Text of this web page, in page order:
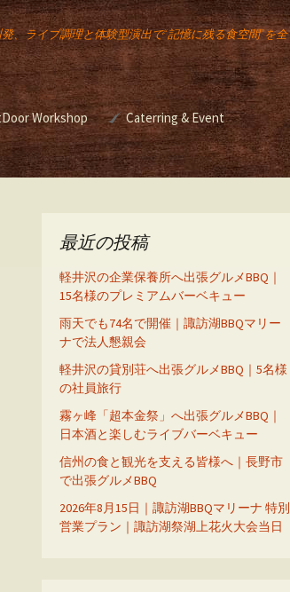
、ライブ調理と体験型演出で“記憶に残る食空間”を全
Workshop
バーベキュー講座
スモーク講座
グリルのシーズニ
（ガスグリル）
Caterring & Event
Event & Catering
最近の投稿
軽井沢の企業保養所へ出張グルメBBQ｜
15名様のプレミアムバーベキュー
雨天でも74名で開催｜諏訪湖BBQマリー
ナで法人懇親会
軽井沢の貸別荘へ出張グルメBBQ｜5名様
の社員旅行
霧ヶ峰「超本金祭」へ出張グルメBBQ｜
日本酒と楽しむライブバーベキュー
信州の食と観光を支える皆様へ｜長野市
で出張グルメBBQ
2026年8月15日｜諏訪湖BBQマリーナ 特別
営業プラン｜諏訪湖祭湖上花火大会当日